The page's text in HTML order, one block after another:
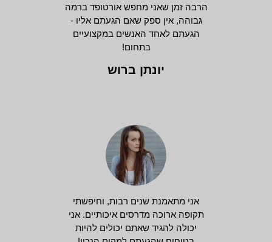
הרבה זמן שאני מחפש אורטופד ברמה
גבוהה, אין ספק שאם הגעתם אליו -
הגעתם לאחד האנשים במקצועיים
בתחום!
יונתן ברוש
אני מתאמנת שנים רבות, וחיפשתי
תקופה ארוכה מדרסים איכותיים. אני
יכולה להגיד שאתם יכולים להיות